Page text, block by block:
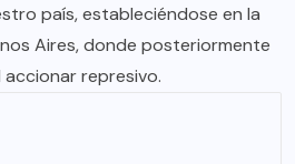
país, estableciéndose en la
Aires, donde posteriormente
represivo.